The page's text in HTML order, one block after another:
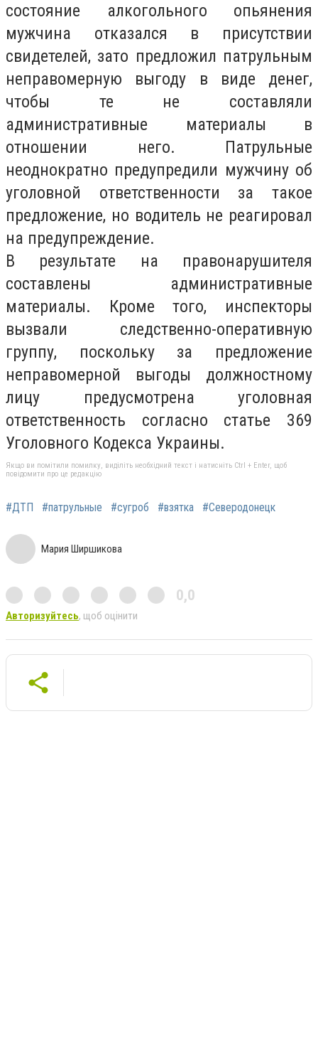
состояние алкогольного опьянения
мужчина отказался в присутствии
свидетелей, зато предложил патрульным
неправомерную выгоду в виде денег,
чтобы те не составляли
административные материалы в
отношении него. Патрульные
неоднократно предупредили мужчину об
уголовной ответственности за такое
предложение, но водитель не реагировал
на предупреждение.
В результате на правонарушителя
составлены административные
материалы. Кроме того, инспекторы
вызвали следственно-оперативную
группу, поскольку за предложение
неправомерной выгоды должностному
лицу предусмотрена уголовная
ответственность согласно статье 369
Уголовного Кодекса Украины.
Якщо ви помітили помилку, виділіть необхідний текст і натисніть Ctrl + Enter, щоб
повідомити про це редакцію
#ДТП #патрульные #сугроб #взятка #Северодонецк
Мария Ширшикова
0,0
Авторизуйтесь, щоб оцінити